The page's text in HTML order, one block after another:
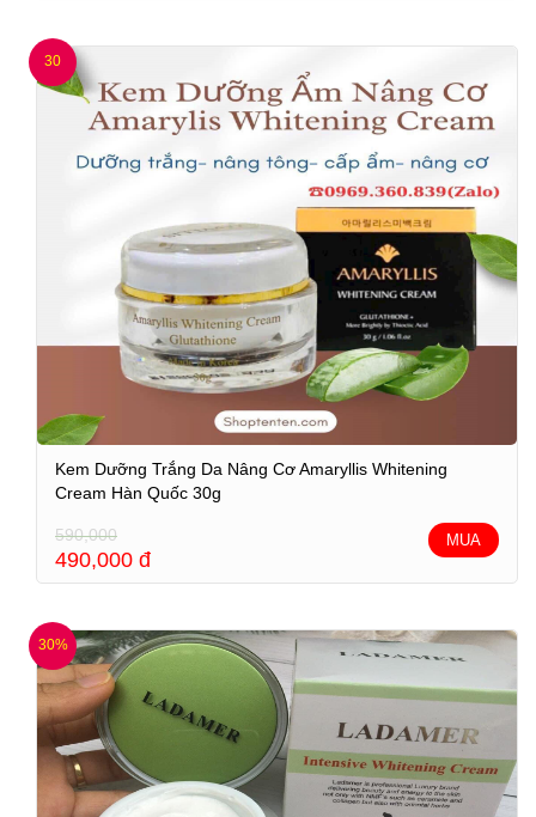
30
Kem Dưỡng Trắng Da Nâng Cơ Amaryllis Whitening
Cream Hàn Quốc 30g
590,000
490,000 đ
MUA
30%